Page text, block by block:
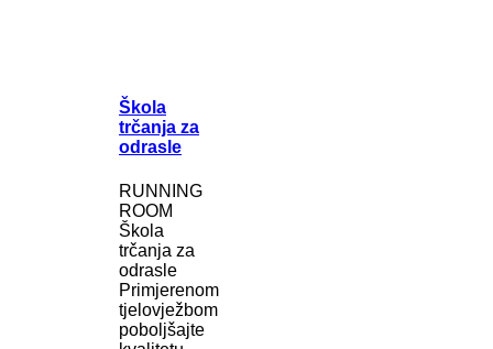
Škola
trčanja za
odrasle
RUNNING
ROOM
Škola
trčanja za
odrasle
Primjerenom
tjelovježbom
poboljšajte